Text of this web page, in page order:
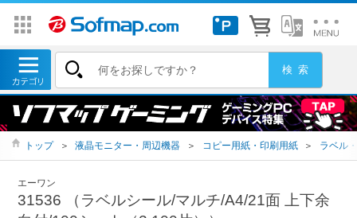
トップ ＞ 液晶モニター・周辺機器 ＞ コピー用紙・印刷用紙 ＞ ラベル
エーワン
31536 （ラベルシール/マルチ/A4/21面 上下余